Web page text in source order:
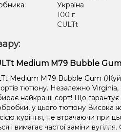
Україна
100 г
CULTt
Medium M79 Bubble
Medium M79 Bubble Gum
тютюну. Незалежно
найкращі сорт! Що гарантує
обробки, у цього тютюну Висока
куріння, не втрачаючи при
і вимагає частої заміни